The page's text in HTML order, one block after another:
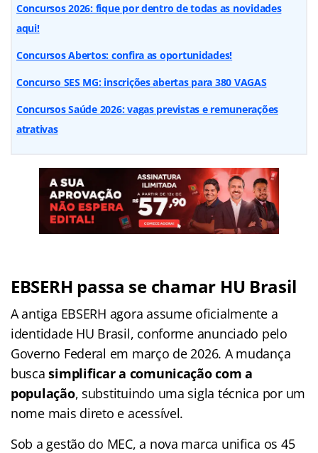
Concursos 2026: fique por dentro de todas as novidades
aqui!
Concursos Abertos: confira as oportunidades!
Concurso SES MG: inscrições abertas para 380 VAGAS
Concursos Saúde 2026: vagas previstas e remunerações
atrativas
EBSERH passa se chamar HU Brasil
A antiga EBSERH agora assume oficialmente a
identidade HU Brasil, conforme anunciado pelo
Governo Federal em março de 2026. A mudança
buscasimplificar a comunicação com a
população, substituindo uma sigla técnica por um
nome mais direto e acessível.
Sob a gestão do MEC, a nova marca unifica os 45